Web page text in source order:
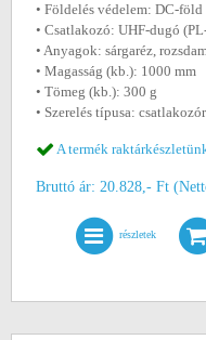
• Földelés védelem: DC-föld
• Csatlakozó: UHF-dugó
• Anyagok: sárgaréz,
• Magasság (kb.): 1000 mm
• Tömeg (kb.): 300 g
• Szerelés típusa:
A termék
Bruttó ár: 20.828,- Ft
részletek